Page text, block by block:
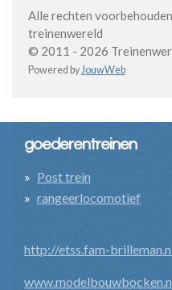
Alle rechten
treinenwereld
© 2011 - 2026
Powered byJouwWeb
goederentreinen
Post trein
rangeerlocomotief
http://etss.fam-